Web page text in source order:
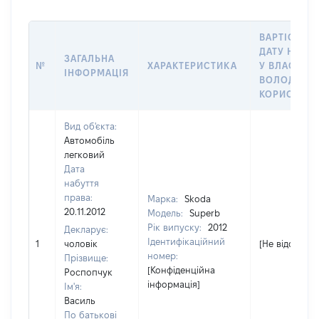
№
ЗАГАЛЬНА
ІНФОРМАЦІЯ
ХАРАКТЕРИСТИКА
ВАРТІСТЬ
ДАТУ
У
1
Вид об'єкта:
Автомобіль
легковий
Дата
набуття
права:
20.11.2012
Декларує:
чоловік
Прізвище:
Роспопчук
Ім'я:
Василь
По батькові
Марка:
Skoda
Модель:
Superb
Рік випуску:
2012
Ідентифікаційний
номер:
[Конфіденційна
інформація]
[Не відомо]